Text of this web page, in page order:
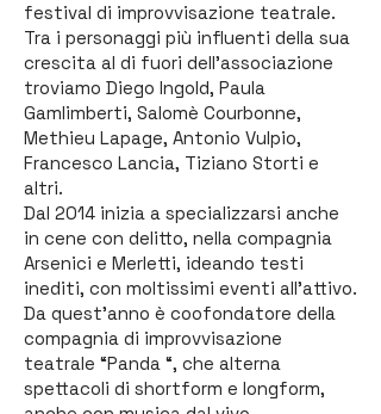
festival di improvvisazione teatrale.
Tra i personaggi più influenti della sua
crescita al di fuori dell'associazione
troviamo Diego Ingold, Paula
Gamlimberti, Salomè Courbonne,
Methieu Lapage, Antonio Vulpio,
Francesco Lancia, Tiziano Storti e
altri.
Dal 2014 inizia a specializzarsi anche
in cene con delitto, nella compagnia
Arsenici e Merletti, ideando testi
inediti, con moltissimi eventi all'attivo.
Da quest'anno è coofondatore della
compagnia di improvvisazione
teatrale “Panda “, che alterna
spettacoli di shortform e longform,